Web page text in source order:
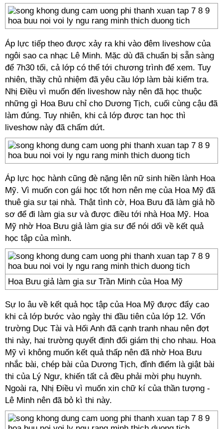
Áp lực tiếp theo được xảy ra khi vào đêm liveshow của
ngôi sao ca nhạc Lê Minh. Mặc dù đã chuẩn bị sẵn sàng
để 7h30 tối, cả lớp có thể tới chương trình để xem. Tuy
nhiên, thầy chủ nhiệm đã yêu cầu lớp làm bài kiểm tra.
Nhị Điều vì muốn đến liveshow này nên đã học thuộc
những gì Hoa Bưu chỉ cho Dương Tịch, cuối cùng cậu đã
làm đúng. Tuy nhiên, khi cả lớp được tan học thì
liveshow này đã chấm dứt.
Áp lực học hành cũng đè nặng lên nữ sinh hiền lành Hoa
Mỹ. Vì muốn con gái học tốt hơn nên mẹ của Hoa Mỹ đã
thuê gia sư tại nhà. Thật tình cờ, Hoa Bưu đã làm giả hồ
sơ để đi làm gia sư và được điều tới nhà Hoa Mỹ. Hoa
Mỹ nhờ Hoa Bưu giả làm gia sư để nói dối về kết quả
học tập của mình.
Hoa Bưu giả làm gia sư Trần Minh của Hoa Mỹ
Sự lo âu về kết quả học tập của Hoa Mỹ được đẩy cao
khi cả lớp bước vào ngày thi đầu tiên của lớp 12. Vốn
trường Dục Tài và Hối Anh đã cạnh tranh nhau nên đợt
thi này, hai trường quyết định đổi giám thị cho nhau. Hoa
Mỹ vì không muốn kết quả thấp nên đã nhờ Hoa Bưu
nhắc bài, chép bài của Dương Tịch, đỉnh điểm là giật bài
thi của Lý Ngư, khiến tất cả đều phải mời phụ huynh.
Ngoài ra, Nhị Điều vì muốn xin chữ kí của thần tượng -
Lê Minh nên đã bỏ kì thi này.